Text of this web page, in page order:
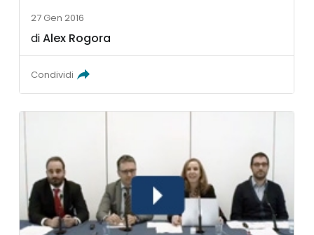
27 Gen 2016
diAlex Rogora
Condividi